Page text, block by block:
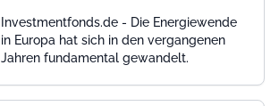
Investmentfonds.de - Die Energiewende
in Europa hat sich in den vergangenen
Jahren fundamental gewandelt.